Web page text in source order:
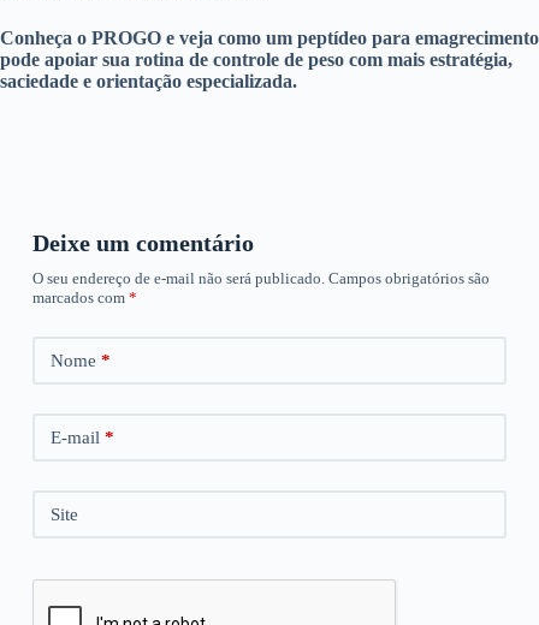
Conheça o PROGO e veja como um peptídeo para emagrecimento
pode apoiar sua rotina de controle de peso com mais estratégia,
saciedade e orientação especializada.
Deixe um comentário
O seu endereço de e-mail não será publicado. Campos obrigatórios são
marcados com *
Nome *
E-mail *
Site